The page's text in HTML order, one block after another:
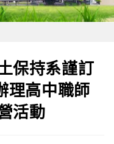
保持系謹訂
理高中職師
活動